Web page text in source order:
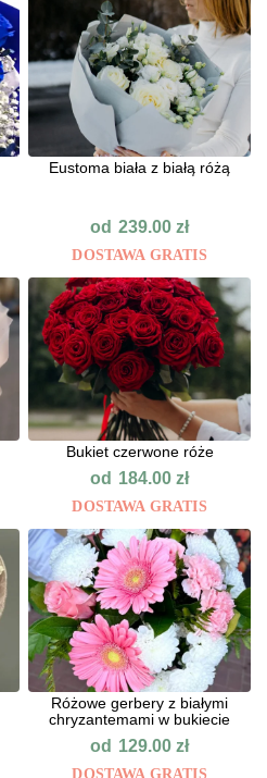
Eustoma biała z białą różą
od 239.00zł
DOSTAWA GRATIS
Bukiet czerwone róże
od 184.00zł
DOSTAWA GRATIS
Różowe gerbery z białymi
chryzantemami w bukiecie
od 129.00zł
DOSTAWA GRATIS